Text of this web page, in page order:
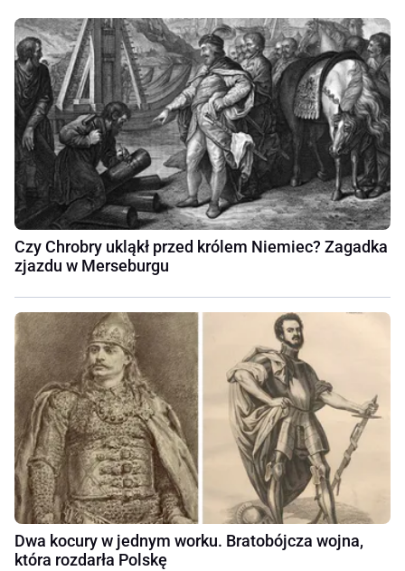
Czy Chrobry ukląkł przed królem Niemiec? Zagadka
zjazdu w Merseburgu
Dwa kocury w jednym worku. Bratobójcza wojna,
która rozdarła Polskę